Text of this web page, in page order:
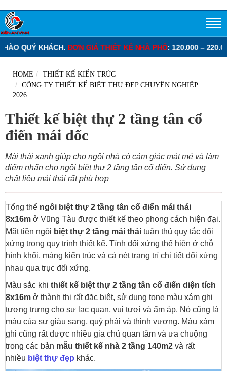
GIÁ THIẾT KẾ NHÀ PHỐ: 120.000 – 220.000 VNĐ/M2.ĐƠN GIÁ
HOME
THIẾT KẾ KIẾN TRÚC
CÔNG TY THIẾT KẾ BIỆT THỰ ĐẸP CHUYÊN NGHIỆP
2026
Thiết kế biệt thự 2 tầng tân cổ
điển mái dốc
Mái thái xanh giúp cho ngôi nhà có cảm giác mát mẻ và làm
điểm nhấn cho ngôi biệt thự 2 tầng tân cổ điển. Sử dụng
chất liệu mái thái rất phù hợp
Tổng thể ngôi biệt thự 2 tầng tân cổ điển mái thái
8x16m ở Vũng Tàu được thiết kế theo phong cách hiện đại.
Mặt tiền ngôi biệt thự 2 tầng mái thái tuân thủ quy tắc đối
xứng trong quy trình thiết kế. Tính đối xứng thể hiện ở chỗ
hình khối, mảng kiến trúc và cả nét trang trí chi tiết đối xứng
nhau qua trục đối xứng.
Màu sắc khi thiết kế biệt thự 2 tầng tân cổ điển diện tích
8x16m ở thành thị rất đặc biệt, sử dụng tone màu xám ghi
tượng trưng cho sự lạc quan, vui tươi và ấm áp. Nó cũng là
màu của sự giàu sang, quý phái và thịnh vượng. Màu xám
ghi cũng rất được nhiều gia chủ quan tâm và ưa chuộng
trong các bản mẫu thiết kế nhà 2 tầng 140m2 và rất
nhiều biệt thự đẹp khác.